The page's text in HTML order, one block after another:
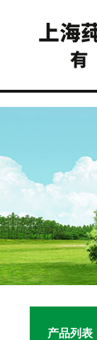
产品列表